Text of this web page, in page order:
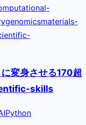
genomicsmaterials-
変身させる170超
skills
Python